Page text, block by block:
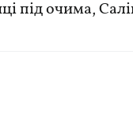
під очима,